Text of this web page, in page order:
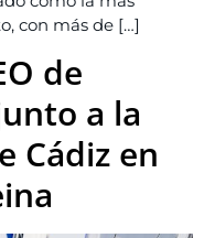
con más de […]
de
a la
Cádiz en